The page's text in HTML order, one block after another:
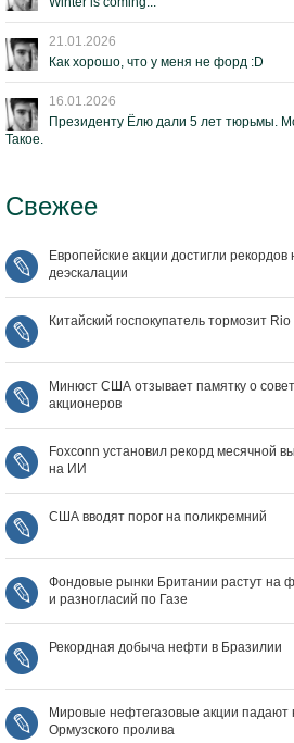
21.01.2026
Как хорошо, что у меня не форд :D
16.01.2026
Президенту Ёлю дали 5 лет тюрьмы.
Такое.
Свежее
Европейские акции достигли
деэскалации
Китайский госпокупатель тормозит
Минюст США отзывает памятку о
акционеров
Foxconn установил рекорд месячной
на ИИ
США вводят порог на поликремний
Фондовые рынки Британии растут на
и разногласий по Газе
Рекордная добыча нефти в Бразилии
Мировые нефтегазовые акции падают
Ормузского пролива